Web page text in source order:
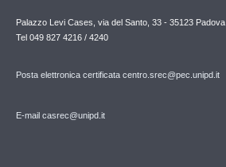
Palazzo Levi Cases, via del Santo, 33 - 35123 Padova
Tel 049 827 4216 / 4240
Posta elettronica certificata centro.srec@pec.unipd.it
E-mail casrec@unipd.it